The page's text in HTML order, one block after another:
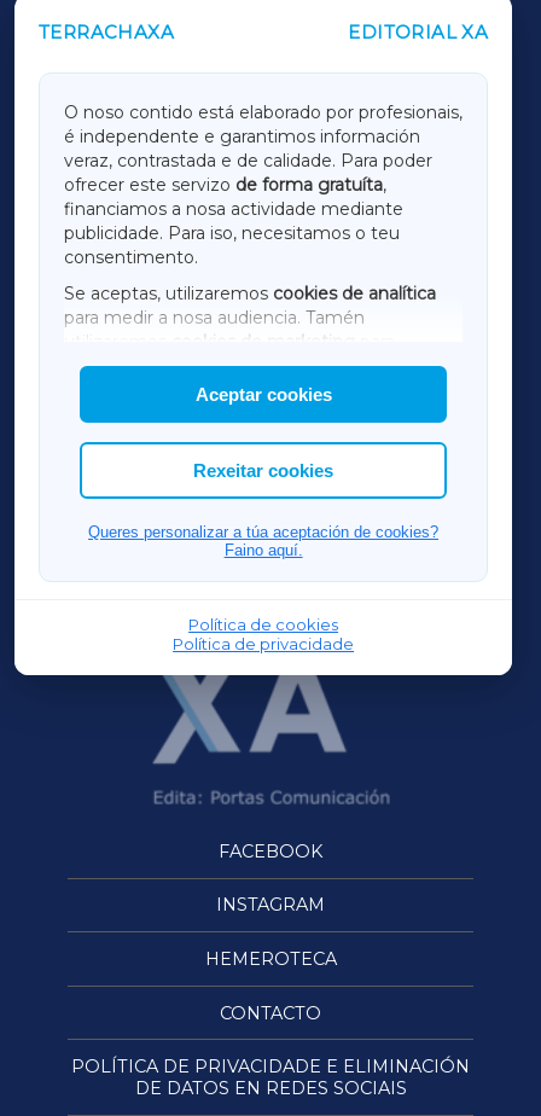
TERRACHAXA EDITORIAL XA
O noso contido está elaborado por profesionais,
é independente e garantimos información
veraz, contrastada e de calidade. Para poder
ofrecer este servizo de forma gratuíta,
financiamos a nosa actividade mediante
publicidade. Para iso, necesitamos o teu
consentimento.
Se aceptas, utilizaremos cookies de analítica
para medir a nosa audiencia. Tamén
utilizaremos
cookies de marketing
mostrar publicidade de terceiros.
Así mesmo, podes personalizar a elección das
cookies que desexas permitir.
Aceptar cookies
Rexeitar cookies
Queres personalizar a túa aceptación de cookies?
Faino aquí.
Política de cookies
Política de privacidade
OUTROS PERIÓDICOS
LUGOXA
TERRACHAXA
AMARIÑAXA
RIBEIRASACRAXA
ACORUÑAXA
FERROLXA
OURENSEXA
FACEBOOK
INSTAGRAM
HEMEROTECA
CONTACTO
POLÍTICA DE PRIVACIDADE E ELIMINACIÓN
DE DATOS EN REDES SOCIAIS